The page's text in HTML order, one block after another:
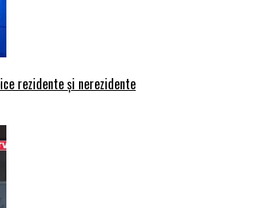
rezidente și nerezidente